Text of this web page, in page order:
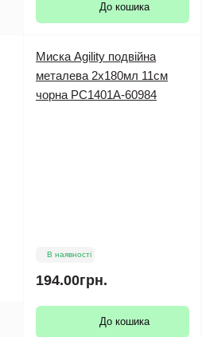
До кошика
Миска Agility подвійна
металева 2х180мл 11см
чорна PС1401А-60984
В наявності
194.00грн.
До кошика